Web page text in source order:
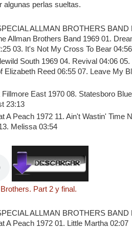
algunas perlas sueltas.
ALLMAN BROTHERS BAND
Allman Brothers Band 1969 01.
03. It's Not My Cross To Bear 04:56
South 1969 04. Revival 04:06 05.
Elizabeth Reed 06:55 07. Leave My
East 1970 08. Statesboro
23:13
Peach 1972 11. Ain't Wastin' Time
Melissa 03:54
Part 2 y final.
ALLMAN BROTHERS BAND
A Peach 1972 01. Little Martha 02:07